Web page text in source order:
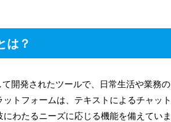
は？
開発されたツールで、日常生活や業務の
トフォームは、テキストによるチャット
わたるニーズに応じる機能を備えていま